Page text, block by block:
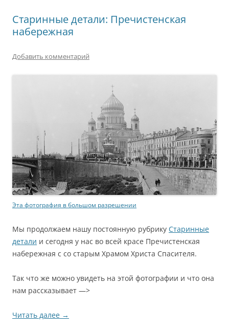
Старинные детали: Пречистенская
набережная
Добавить комментарий
Эта фотография в большом разрешении
Мы продолжаем нашу постоянную рубрику Старинные
детали и сегодня у нас во всей красе Пречистенская
набережная с со старым Храмом Христа Спасителя.
Так что же можно увидеть на этой фотографии и что она
нам рассказывает —>
Читать далее →